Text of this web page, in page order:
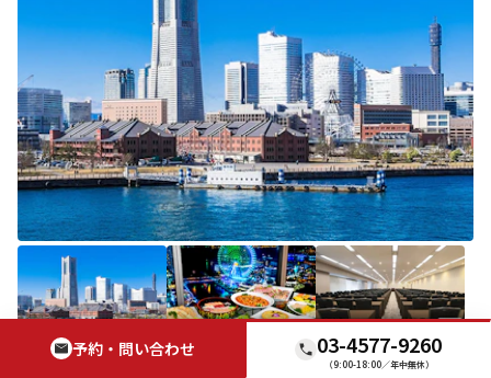
施設ID： 250
予約・問い合わせ 03-4577-9260
（9:00-18:00／年中無休）